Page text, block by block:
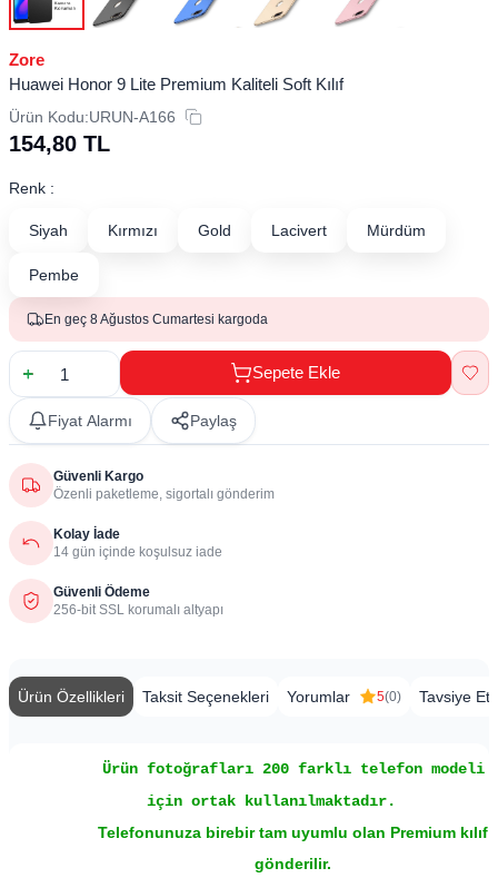
Zore
Huawei Honor 9 Lite Premium Kaliteli Soft Kılıf
Ürün Kodu:URUN-A166
154,80 TL
Renk :
Siyah Kırmızı Gold Lacivert Mürdüm
Pembe
En geç 8 Ağustos Cumartesi kargoda
Sepete Ekle
Fiyat Alarmı Paylaş
Güvenli Kargo
Özenli paketleme, sigortalı gönderim
Kolay İade
14 gün içinde koşulsuz iade
Güvenli Ödeme
256-bit SSL korumalı altyapı
Ürün Özellikleri Taksit Seçenekleri Yorumlar 5(0) Tavsiye Et
Ürün fotoğrafları 200 farklı telefon modeli
için ortak kullanılmaktadır.
Telefonunuza birebir tam uyumlu olan Premium kılıf
gönderilir.